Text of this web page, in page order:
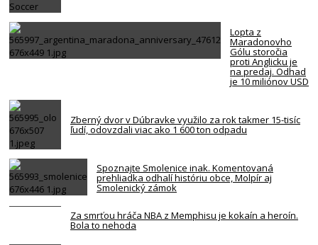
Lopta z
Maradonovho
Gólu storočia
proti Anglicku je
na predaj. Odhad
je 10 miliónov USD
Zberný dvor v Dúbravke využilo za rok takmer 15-tisíc
ľudí, odovzdali viac ako 1 600 ton odpadu
Spoznajte Smolenice inak. Komentovaná
prehliadka odhalí históriu obce, Molpír aj
Smolenický zámok
Za smrťou hráča NBA z Memphisu je kokaín a heroín.
Bola to nehoda